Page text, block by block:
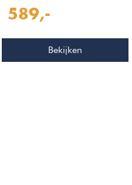
589,-
Bekijken